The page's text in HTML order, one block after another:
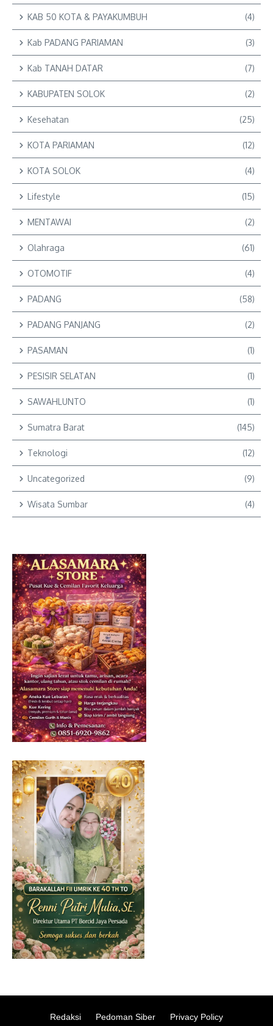
KAB 50 KOTA & PAYAKUMBUH (4)
Kab PADANG PARIAMAN (3)
Kab TANAH DATAR (7)
KABUPATEN SOLOK (2)
Kesehatan (25)
KOTA PARIAMAN (12)
KOTA SOLOK (4)
Lifestyle (15)
MENTAWAI (2)
Olahraga (61)
OTOMOTIF (4)
PADANG (58)
PADANG PANJANG (2)
PASAMAN (1)
PESISIR SELATAN (1)
SAWAHLUNTO (1)
Sumatra Barat (145)
Teknologi (12)
Uncategorized (9)
Wisata Sumbar (4)
Redaksi Pedoman Siber Privacy Policy